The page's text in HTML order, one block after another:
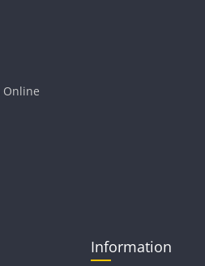
Online
Information